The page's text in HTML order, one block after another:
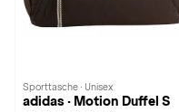
Sporttasche · Unisex
adidas · Motion Duffel S